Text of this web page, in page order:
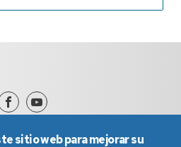
sitio web para mejorar su